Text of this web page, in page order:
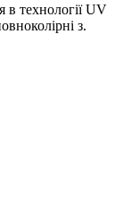
в технології UV
з.